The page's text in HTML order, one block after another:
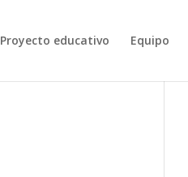
Proyecto educativo Equipo